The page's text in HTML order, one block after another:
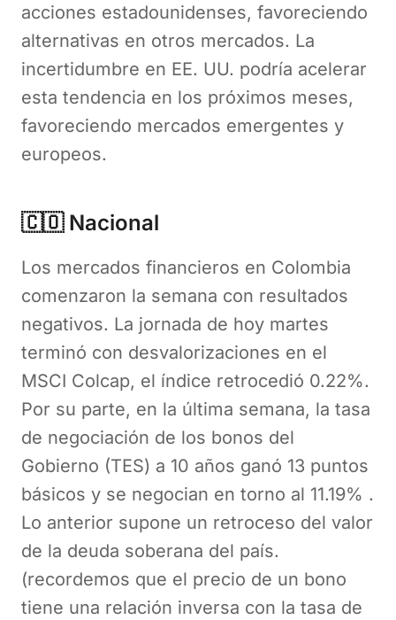
acciones estadounidenses, favoreciendo
alternativas en otros mercados. La
incertidumbre en EE. UU. podría acelerar
esta tendencia en los próximos meses,
favoreciendo mercados emergentes y
europeos.
🇨🇴 Nacional
Los mercados financieros en Colombia
comenzaron la semana con resultados
negativos. La jornada de hoy martes
terminó con desvalorizaciones en el
MSCI Colcap, el índice retrocedió 0.22%.
Por su parte, en la última semana, la tasa
de negociación de los bonos del
Gobierno (TES) a 10 años ganó 13 puntos
básicos y se negocian en torno al 11.19% .
Lo anterior supone un retroceso del valor
de la deuda soberana del país.
(recordemos que el precio de un bono
tiene una relación inversa con la tasa de